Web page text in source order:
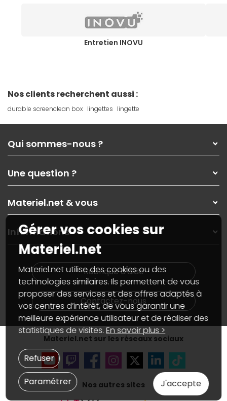
Entretien INOVU
Nos clients recherchent aussi :
durable screenclean box lingettes lingette
Qui sommes-nous ?
Nos services
Les magasins Materiel.net
Nos solutions pour les pros
Contactez-nous
Une question ?
Paiement, livraison
Garanties,Pack Zen
SAV, demander un retour
Informations
Guides d'achats et tutoriels
Materiel.net & vous
On répare votre PC portable
On rachète votre carte graphique
PC sur mesure : Votre RDV personnalisé
Notre démarche écologique
Materiel.net recrute
Notre programme d'affiliation
Partenariat & Sponsoring
Informations
Plan du site
Nos marques
Conditions générales de vente
Marketplace
Informations légales
Données personnellesetcookies
Gérer vos cookies
Accessibilité : non conforme
Rubrique d'aide
Contactez-nous
Materiel.net sur les réseaux sociaux
Nos autres sites
Gérer vos cookies sur
Materiel.net
Materiel.net utilise des cookies ou des
technologies similaires. Ils permettent de vous
proposer des services et des offres adaptés à
vos centres d’intérêt, de vous garantir une
meilleure expérience utilisateur et de réaliser des
statistiques de visites.En savoir plus >
J'accepte
Paramétrer
Refuser